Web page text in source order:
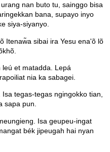
nan buto tu, sainggo bisa
bana, supayo inyo
siya-siyanyo.
Itenaw̃a sibai ira Yesu ena'õ lõ
et matadda. Lepá
nia ka sabagei.
tegas-tegas ngingokko tian,
sapa pun.
Isa geupeu-ingat
bék jipeugah hai nyan